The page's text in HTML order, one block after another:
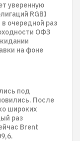
уверенную
RGBI
очередной раз
ОФЗ
на фоне
под
После
широких
раз
Brent